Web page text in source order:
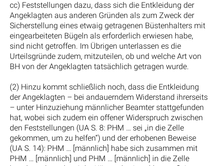
cc) Feststellungen dazu, dass sich die Entkleidung der
Angeklagten aus anderen Gründen als zum Zweck der
Sicherstellung eines etwaig getragenen Büstenhalters mit
eingearbeiteten Bügeln als erforderlich erwiesen habe,
sind nicht getroffen. Im Übrigen unterlassen es die
Urteilsgründe zudem, mitzuteilen, ob und welche Art von
BH von der Angeklagten tatsächlich getragen wurde.
(2) Hinzu kommt schließlich noch, dass die Entkleidung
der Angeklagten – bei andauerndem Widerstand ihrerseits
– unter Hinzuziehung männlicher Beamter stattgefunden
hat, wobei sich zudem ein offener Widerspruch zwischen
den Feststellungen (UA S. 8: PHM … sei „in die Zelle
gekommen, um zu helfen“) und der erhobenen Beweise
(UA S. 14): PHM … [männlich] habe sich zusammen mit
PHM … [männlich] und PHM … [männlich] in die Zelle